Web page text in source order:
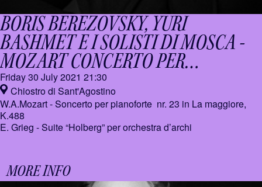
BORIS BEREZOVSKY, YURI
BASHMET E I SOLISTI DI MOSCA -
MOZART CONCERTO PER
PIANOFORTE
Friday 30 July 2021 21:30
Chiostro di Sant'Agostino
W.A.Mozart - Soncerto per pianoforte nr. 23 in La maggiore,
K.488
E. Grieg - Suite “Holberg” per orchestra d’archi
MORE INFO